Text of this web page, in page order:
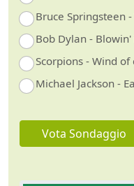
Bruce Springsteen
Bob Dylan -
Scorpions - Wind of
Michael Jackson -
Vota Sondaggio